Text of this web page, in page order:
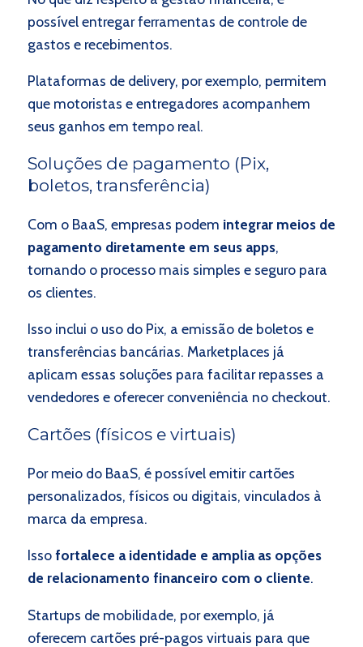
possível entregar ferramentas de controle de
gastos e recebimentos.
Plataformas de delivery, por exemplo, permitem
que motoristas e entregadores acompanhem
seus ganhos em tempo real.
Soluções de pagamento (Pix,
boletos, transferência)
Com o BaaS, empresas podem integrar meios de
pagamento diretamente em seus apps,
tornando o processo mais simples e seguro para
os clientes.
Isso inclui o uso do Pix, a emissão de boletos e
transferências bancárias. Marketplaces já
aplicam essas soluções para facilitar repasses a
vendedores e oferecer conveniência no checkout.
Cartões (físicos e virtuais)
Por meio do BaaS, é possível emitir cartões
personalizados, físicos ou digitais, vinculados à
marca da empresa.
Issofortalece a identidade e amplia as opções
de relacionamento financeiro com o cliente.
Startups de mobilidade, por exemplo, já
oferecem cartões pré-pagos virtuais para que